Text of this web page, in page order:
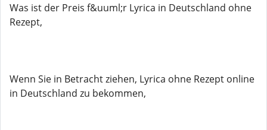
Was ist der Preis f&uuml;r Lyrica in Deutschland ohne
Rezept,
Wenn Sie in Betracht ziehen, Lyrica ohne Rezept online
in Deutschland zu bekommen,